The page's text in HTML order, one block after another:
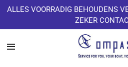
Ga
naar
de
ALLES VOORRADIG BEHOUDENS
ZEKER